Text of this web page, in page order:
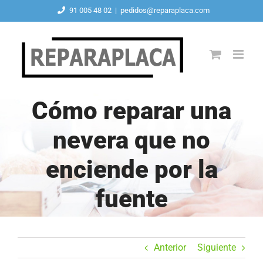
contenido
91 005 48 02 | pedidos@reparaplaca.com
Cómo reparar una
nevera que no
enciende por la
fuente
Anterior Siguiente